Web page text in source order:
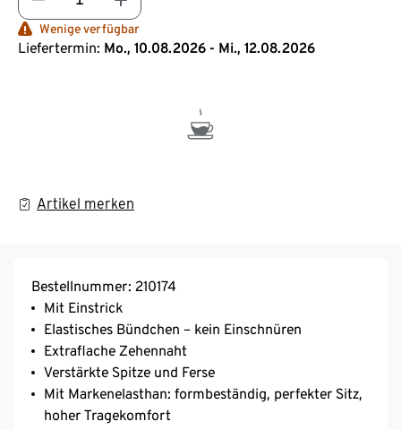
Wenige verfügbar
Liefertermin: Mo., 10.08.2026 - Mi., 12.08.2026
Artikel merken
Bestellnummer: 210174
Mit Einstrick
Elastisches Bündchen – kein Einschnüren
Extraflache Zehennaht
Verstärkte Spitze und Ferse
Mit Markenelasthan: formbeständig, perfekter Sitz,
hoher Tragekomfort